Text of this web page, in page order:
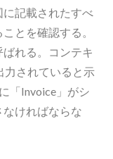
記載されたすべ
とを確認する。
ばれる。コンテキ
力されていると示
「Invoice」がシ
ければならな